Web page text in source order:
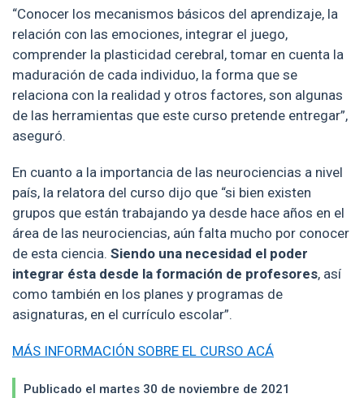
“Conocer los mecanismos básicos del aprendizaje, la
relación con las emociones, integrar el juego,
comprender la plasticidad cerebral, tomar en cuenta la
maduración de cada individuo, la forma que se
relaciona con la realidad y otros factores, son algunas
de las herramientas que este curso pretende entregar”,
aseguró.
En cuanto a la importancia de las neurociencias a nivel
país, la relatora del curso dijo que “si bien existen
grupos que están trabajando ya desde hace años en el
área de las neurociencias, aún falta mucho por conocer
de esta ciencia. Siendo una necesidad el poder
integrar ésta desde la formación de profesores, así
como también en los planes y programas de
asignaturas, en el currículo escolar”.
MÁS INFORMACIÓN SOBRE EL CURSO ACÁ
Publicado el martes 30 de noviembre de 2021